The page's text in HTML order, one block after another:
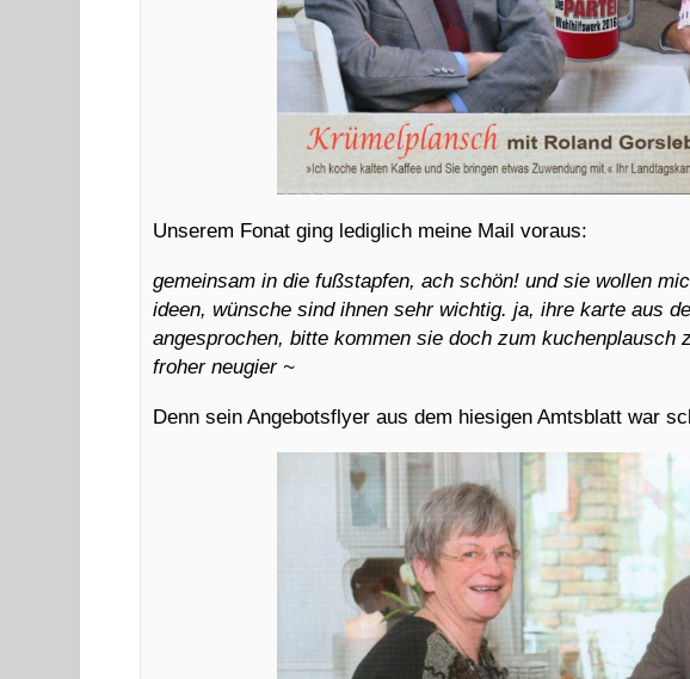
Unserem Fonat ging lediglich meine Mail voraus:
gemeinsam in die fußstapfen, ach schön! und sie wollen
ideen, wünsche sind ihnen sehr wichtig. ja, ihre karte aus
angesprochen, bitte kommen sie doch zum kuchenplausch
froher neugier ~
Denn sein Angebotsflyer aus dem hiesigen Amtsblatt war